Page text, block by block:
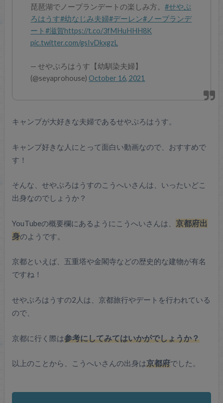
琵琶湖でノープランデートの楽しみ方。#せやぷ
ろはうす#幼なじみ夫婦#デーレン#ノープランデ
ート#滋賀https://t.co/3fMHuHHH8K
pic.twitter.com/gsIvDkxgzL
— せやぷろはうす【幼馴染夫婦】
(@seyaprohouse) October 16, 2021
キャンプが大好きな夫婦であるせやぷろはうす。
キャンプ好きな人にとって面白い動画なので、おすすめで
す！
そんな、せやぷろはうすのこうへいさんは、いったいどこ
出身なのでしょうか？
YouTubeの概要欄にあるようにこうへいさんは、 京都府出
身のようです。
京都といえば、五重塔や金閣寺などの歴史的な建物が有名
ですね！
せやぷろはうすの2人は、京都旅行やデートを行われている
ので、
京都に行く際は参考にしてみてはいかがでしょうか？
以上のことから、こうへいさんの出身は京都府でした。